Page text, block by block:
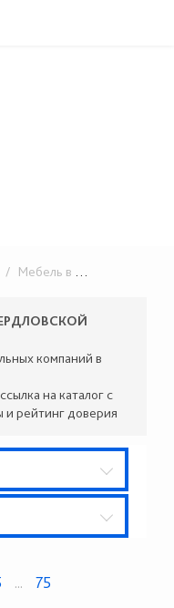
/ Мебель в розницу
компаний в
на каталог с
и рейтинг доверия
... 75